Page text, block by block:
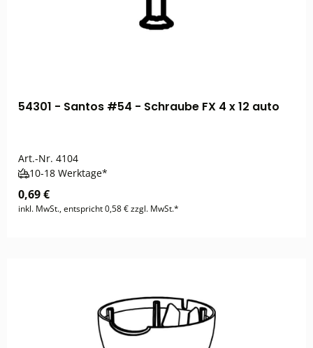
54301 - Santos #54 - Schraube FX 4 x 12 auto
Art.-Nr. 4104
10-18 Werktage*
0,69 €
inkl. MwSt., entspricht 0,58 € zzgl. MwSt.*